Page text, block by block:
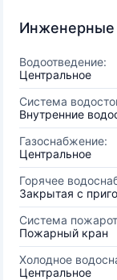
Инженерные
Водоотведение:
Центральное
Система
Внутренние
Газоснабжение:
Центральное
Горячее
Закрытая с
Система
Пожарный кран
Холодное
Центральное